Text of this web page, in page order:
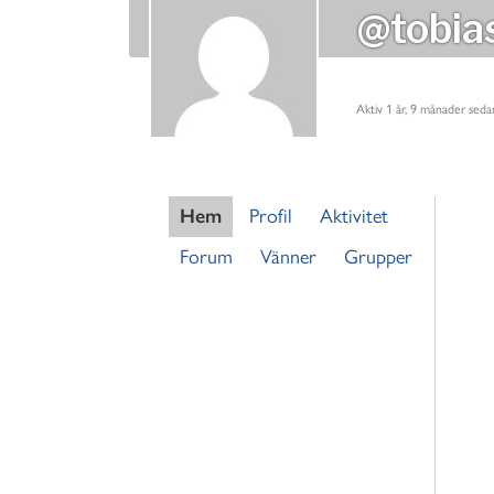
Aktiv 1 år, 9 månader
Hem Profil
Aktivitet
Forum
Vänner Grupper